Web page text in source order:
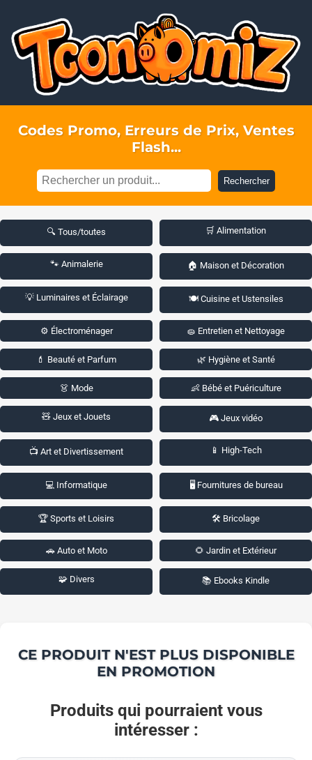
Codes Promo, Erreurs de Prix, Ventes
Flash...
Rechercher
🔍 Tous/toutes 🛒 Alimentation
🐾 Animalerie 🏠 Maison et Décoration
💡 Luminaires et Éclairage 🍽️ Cuisine et Ustensiles
⚙️ Électroménager 🧽 Entretien et Nettoyage
💄 Beauté et Parfum 🌿 Hygiène et Santé
👗 Mode 👶 Bébé et Puériculture
🧸 Jeux et Jouets 🎮 Jeux vidéo
📺 Art et Divertissement 📱 High-Tech
💻 Informatique 🖥️ Fournitures de bureau
🏆 Sports et Loisirs 🛠️ Bricolage
🚗 Auto et Moto 🌻 Jardin et Extérieur
🧩 Divers 📚 Ebooks Kindle
CE PRODUIT N'EST PLUS DISPONIBLE
EN PROMOTION
Produits qui pourraient vous
intéresser :